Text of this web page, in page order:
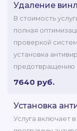
Удаление
В стоимость
полная
проверкой
установка
предотвращению
7640 руб.
Установка
Услуга включает